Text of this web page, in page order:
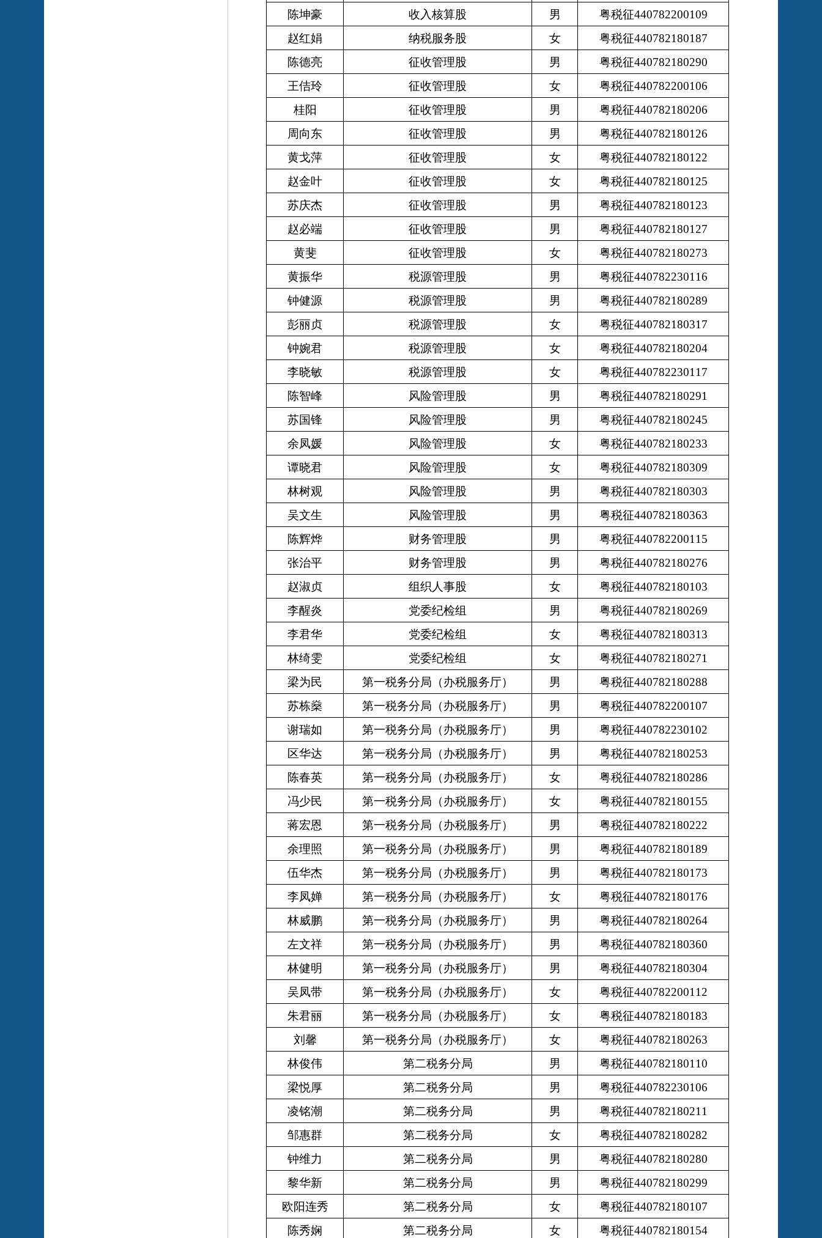
陈坤豪
收入核算股 男
粤税征440782200109
赵红娟
纳税服务股 女
粤税征440782180187
陈德亮
征收管理股 男
粤税征440782180290
王佶玲
征收管理股 女
粤税征440782200106
桂阳
征收管理股 男
粤税征440782180206
周向东
征收管理股 男
粤税征440782180126
黄戈萍
征收管理股 女
粤税征440782180122
赵金叶
征收管理股 女
粤税征440782180125
苏庆杰
征收管理股 男
粤税征440782180123
赵必端
征收管理股 男
粤税征440782180127
黄斐
征收管理股 女
粤税征440782180273
黄振华
税源管理股 男
粤税征440782230116
钟健源
税源管理股 男
粤税征440782180289
彭丽贞
税源管理股 女
粤税征440782180317
钟婉君
税源管理股 女
粤税征440782180204
李晓敏
税源管理股 女
粤税征440782230117
陈智峰
风险管理股 男
粤税征440782180291
苏国锋
风险管理股 男
粤税征440782180245
余凤媛
风险管理股 女
粤税征440782180233
谭晓君
风险管理股 女
粤税征440782180309
林树观
风险管理股 男
粤税征440782180303
吴文生
风险管理股 男
粤税征440782180363
陈辉烨
财务管理股 男
粤税征440782200115
张治平
财务管理股 男
粤税征440782180276
赵淑贞
组织人事股 女
粤税征440782180103
李醒炎
党委纪检组 男
粤税征440782180269
李君华
党委纪检组 女
粤税征440782180313
林绮雯
党委纪检组 女
粤税征440782180271
梁为民
第一税务分局（办税服务厅） 男
粤税征440782180288
苏栋燊
第一税务分局（办税服务厅） 男
粤税征440782200107
谢瑞如
第一税务分局（办税服务厅） 男
粤税征440782230102
区华达
第一税务分局（办税服务厅） 男
粤税征440782180253
陈春英
第一税务分局（办税服务厅） 女
粤税征440782180286
冯少民
第一税务分局（办税服务厅） 女
粤税征440782180155
蒋宏恩
第一税务分局（办税服务厅） 男
粤税征440782180222
余理照
第一税务分局（办税服务厅） 男
粤税征440782180189
伍华杰
第一税务分局（办税服务厅） 男
粤税征440782180173
李凤婵
第一税务分局（办税服务厅） 女
粤税征440782180176
林威鹏
第一税务分局（办税服务厅） 男
粤税征440782180264
左文祥
第一税务分局（办税服务厅） 男
粤税征440782180360
林健明
第一税务分局（办税服务厅） 男
粤税征440782180304
吴凤带
第一税务分局（办税服务厅） 女
粤税征440782200112
朱君丽
第一税务分局（办税服务厅） 女
粤税征440782180183
刘馨
第一税务分局（办税服务厅） 女
粤税征440782180263
林俊伟
第二税务分局 男
粤税征440782180110
梁悦厚
第二税务分局 男
粤税征440782230106
凌铭潮
第二税务分局 男
粤税征440782180211
邹惠群
第二税务分局 女
粤税征440782180282
钟维力
第二税务分局 男
粤税征440782180280
黎华新
第二税务分局 男
粤税征440782180299
欧阳连秀
第二税务分局 女
粤税征440782180107
陈秀娴
第二税务分局 女 粤税征440782180154